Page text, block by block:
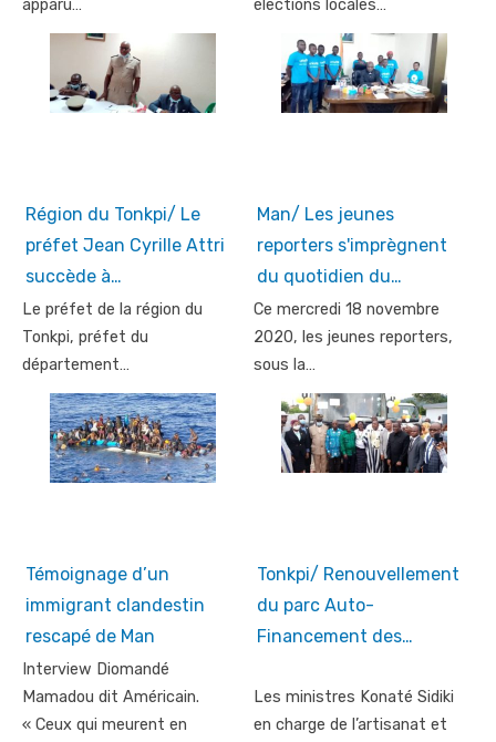
apparu… élections locales…
Région du Tonkpi/ Le
préfet Jean Cyrille Attri
succède à…
Le préfet de la région du
Tonkpi, préfet du
département…
Man/ Les jeunes
reporters s'imprègnent
du quotidien du…
Ce mercredi 18 novembre
2020, les jeunes reporters,
sous la…
Témoignage d’un
immigrant clandestin
rescapé de Man
Interview Diomandé
Mamadou dit Américain.
« Ceux qui meurent en
Tonkpi/ Renouvellement
du parc Auto-
Financement des…
Les ministres Konaté Sidiki
en charge de l’artisanat et